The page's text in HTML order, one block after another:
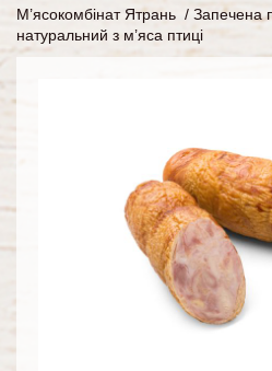
М’ясокомбінат Ятрань / Запечена
натуральний з м’яса птиці